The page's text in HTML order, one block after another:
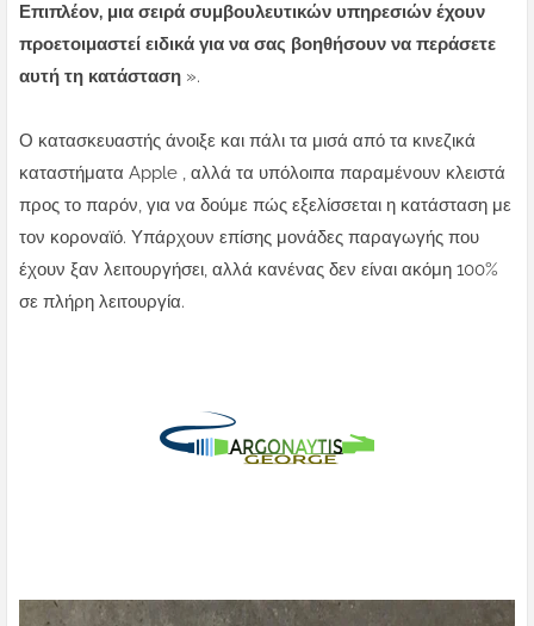
Επιπλέον, μια σειρά συμβουλευτικών υπηρεσιών έχουν
προετοιμαστεί ειδικά για να σας βοηθήσουν να περάσετε
αυτή τη κατάσταση ».
Ο κατασκευαστής άνοιξε και πάλι τα μισά από τα κινεζικά
καταστήματα Apple , αλλά τα υπόλοιπα παραμένουν κλειστά
προς το παρόν, για να δούμε πώς εξελίσσεται η κατάσταση με
τον κοροναϊό. Υπάρχουν επίσης μονάδες παραγωγής που
έχουν ξαν λειτουργήσει, αλλά κανένας δεν είναι ακόμη 100%
σε πλήρη λειτουργία.